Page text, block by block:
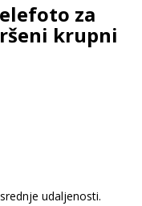
za
krupni
udaljenosti.